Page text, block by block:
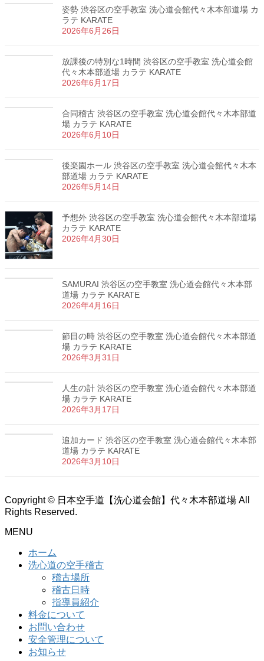
姿勢 渋谷区の空手教室 洗心道会館代々木本部道場 カ
ラテ KARATE
2026年6月26日
放課後の特別な1時間 渋谷区の空手教室 洗心道会館
代々木本部道場 カラテ KARATE
2026年6月17日
合同稽古 渋谷区の空手教室 洗心道会館代々木本部道
場 カラテ KARATE
2026年6月10日
後楽園ホール 渋谷区の空手教室 洗心道会館代々木本
部道場 カラテ KARATE
2026年5月14日
予想外 渋谷区の空手教室 洗心道会館代々木本部道場
カラテ KARATE
2026年4月30日
SAMURAI 渋谷区の空手教室 洗心道会館代々木本部
道場 カラテ KARATE
2026年4月16日
節目の時 渋谷区の空手教室 洗心道会館代々木本部道
場 カラテ KARATE
2026年3月31日
人生の計 渋谷区の空手教室 洗心道会館代々木本部道
場 カラテ KARATE
2026年3月17日
追加カード 渋谷区の空手教室 洗心道会館代々木本部
道場 カラテ KARATE
2026年3月10日
Copyright © 日本空手道【洗心道会館】代々木本部道場 All
Rights Reserved.
MENU
ホーム
洗心道の空手稽古
稽古場所
稽古日時
指導員紹介
料金について
お問い合わせ
安全管理について
お知らせ